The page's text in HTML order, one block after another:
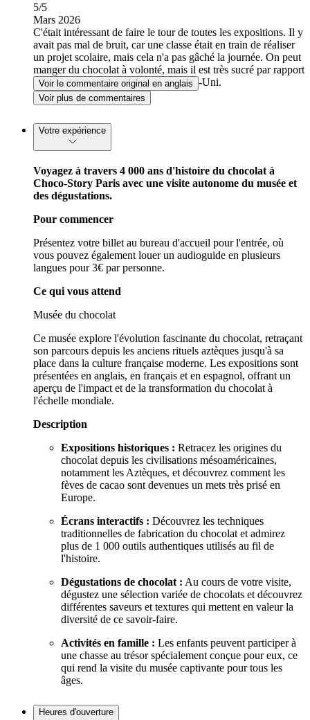
5/5
Mars 2026
C'était intéressant de faire le tour de toutes les expositions. Il y
avait pas mal de bruit, car une classe était en train de réaliser
un projet scolaire, mais cela n'a pas gâché la journée. On peut
manger du chocolat à volonté, mais il est très sucré par rapport
au chocolat qu'on trouve au Royaume-Uni.
Voir le commentaire original en anglais
Voir plus de commentaires
Votre expérience
Voyagez à travers 4 000 ans d'histoire du chocolat à
Choco-Story Paris avec une visite autonome du musée et
des dégustations.
Pour commencer
Présentez votre billet au bureau d'accueil pour l'entrée, où
vous pouvez également louer un audioguide en plusieurs
langues pour 3€ par personne.
Ce qui vous attend
Musée du chocolat
Ce musée explore l'évolution fascinante du chocolat, retraçant
son parcours depuis les anciens rituels aztèques jusqu'à sa
place dans la culture française moderne. Les expositions sont
présentées en anglais, en français et en espagnol, offrant un
aperçu de l'impact et de la transformation du chocolat à
l'échelle mondiale.
Description
Expositions historiques : Retracez les origines du
chocolat depuis les civilisations mésoaméricaines,
notamment les Aztèques, et découvrez comment les
fèves de cacao sont devenues un mets très prisé en
Europe.
Écrans interactifs : Découvrez les techniques
traditionnelles de fabrication du chocolat et admirez
plus de 1 000 outils authentiques utilisés au fil de
l'histoire.
Dégustations de chocolat : Au cours de votre visite,
dégustez une sélection variée de chocolats et découvrez
différentes saveurs et textures qui mettent en valeur la
diversité de ce savoir-faire.
Activités en famille : Les enfants peuvent participer à
une chasse au trésor spécialement conçue pour eux, ce
qui rend la visite du musée captivante pour tous les
âges.
Heures d'ouverture